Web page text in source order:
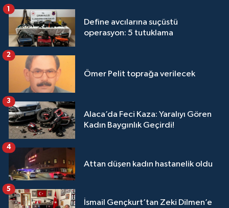
Define avcılarına suçüstü
operasyon: 5 tutuklama
1
Ömer Pelit toprağa verilecek
2
Alaca’da Feci Kaza: Yaralıyı Gören
Kadın Baygınlık Geçirdi!
3
Attan düşen kadın hastanelik oldu
4
İsmail Gençkurt’tan Zeki Dilmen’e
5